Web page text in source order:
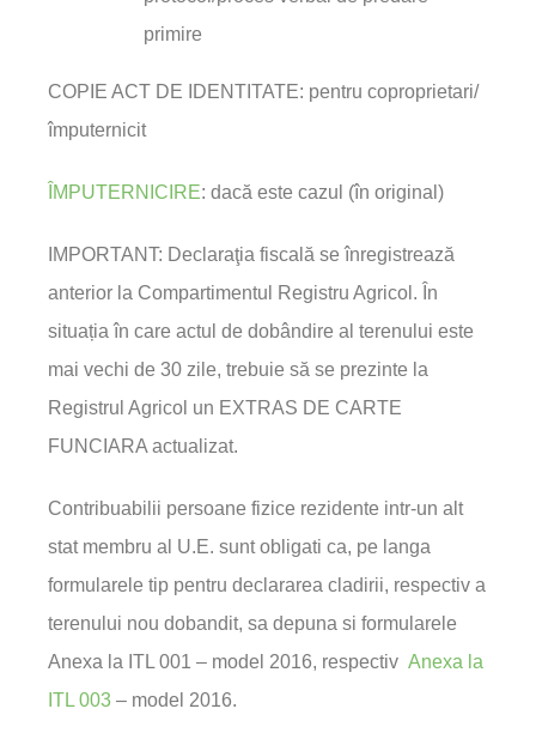
primire
COPIE ACT DE IDENTITATE: pentru coproprietari/
împuternicit
ÎMPUTERNICIRE: dacă este cazul (în original)
IMPORTANT: Declaraţia fiscală se înregistrează
anterior la Compartimentul Registru Agricol. În
situația în care actul de dobândire al terenului este
mai vechi de 30 zile, trebuie să se prezinte la
Registrul Agricol un EXTRAS DE CARTE
FUNCIARA actualizat.
Contribuabilii persoane fizice rezidente intr-un alt
stat membru al U.E. sunt obligati ca, pe langa
formularele tip pentru declararea cladirii, respectiv a
terenului nou dobandit, sa depuna si formularele
Anexa la ITL 001 – model 2016, respectiv Anexa la
ITL 003 – model 2016.